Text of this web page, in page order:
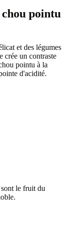
pointu
et des légumes
crée un contraste
pointu à la
d'acidité.
le fruit du